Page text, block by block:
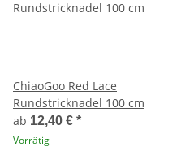
ChiaoGoo Red Lace
Rundstricknadel 100 cm
ab 12,40 € *
Vorrätig